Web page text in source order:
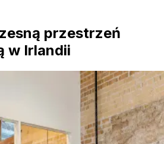
przestrzeń
w Irlandii